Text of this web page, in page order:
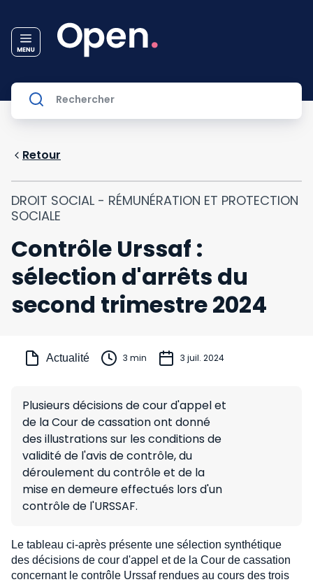
Retour
DROIT SOCIAL - RÉMUNÉRATION ET PROTECTION
SOCIALE
Contrôle Urssaf :
sélection d'arrêts du
second trimestre 2024
Actualité 3 min 3 juil. 2024
Plusieurs décisions de cour d'appel et
de la Cour de cassation ont donné
des illustrations sur les conditions de
validité de l'avis de contrôle, du
déroulement du contrôle et de la
mise en demeure effectués lors d'un
contrôle de l'URSSAF.
Le tableau ci-après présente une sélection synthétique
des décisions de cour d'appel et de la Cour de cassation
concernant le contrôle Urssaf rendues au cours des trois